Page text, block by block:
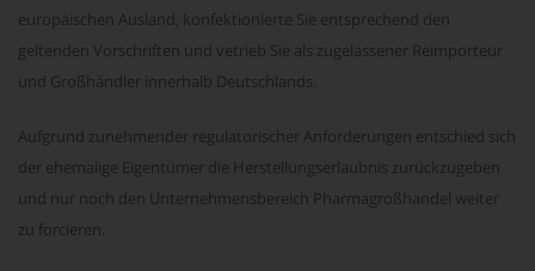
europäischen Ausland, konfektionierte Sie entsprechend den
geltenden Vorschriften und vetrieb Sie als zugelassener Reimporteur
und Großhändler innerhalb Deutschlands.
Aufgrund zunehmender regulatorischer Anforderungen entschied sich
der ehemalige Eigentümer die Herstellungserlaubnis zurückzugeben
und nur noch den Unternehmensbereich Pharmagroßhandel weiter
zu forcieren.